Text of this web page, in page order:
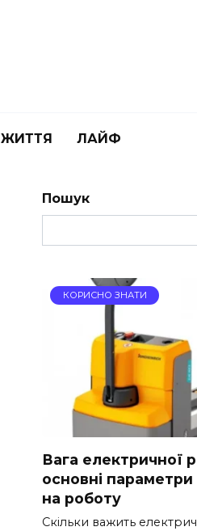
ЖИТТЯ ЛАЙФ
Пошук
КОРИСНО ЗНАТИ
Вага електричної
основні параметри
на роботу
Скільки важить